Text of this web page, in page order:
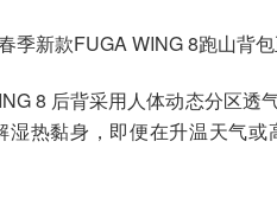
8 后背采用人体动态分区透
热黏身，即便在升温天气